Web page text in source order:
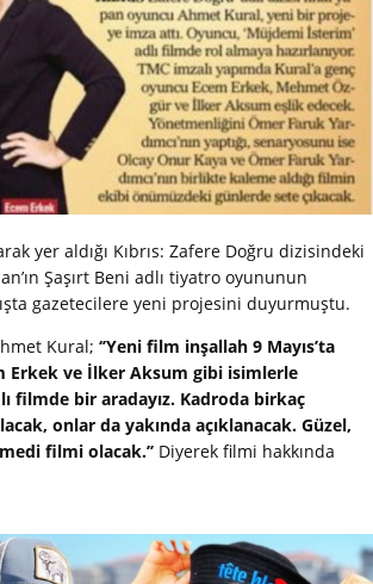
yer aldığı Kıbrıs: Zafere Doğru dizisindeki
Şaşırt Beni adlı tiyatro oyununun
gazetecilere yeni projesini duyurmuştu.
Kural; ‘’Yeni film inşallah 9 Mayıs’ta
Erkek ve İlker Aksum gibi isimlerle
filmde bir aradayız. Kadroda birkaç
onlar da yakında açıklanacak. Güzel,
filmi olacak.’’ Diyerek filmi hakkında